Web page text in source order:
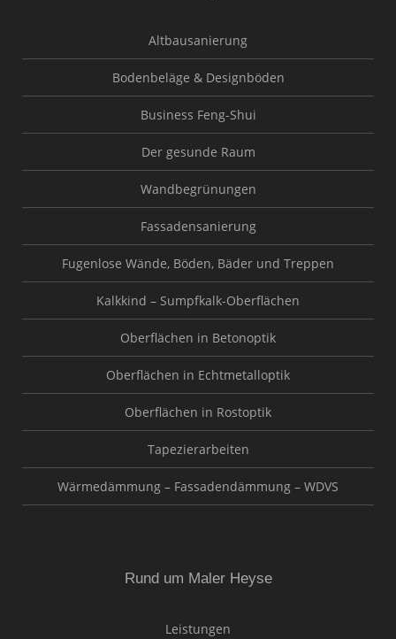
Altbausanierung
Bodenbeläge & Designböden
Business Feng-Shui
Der gesunde Raum
Wandbegrünungen
Fassadensanierung
Fugenlose Wände, Böden, Bäder und Treppen
Kalkkind – Sumpfkalk-Oberflächen
Oberflächen in Betonoptik
Oberflächen in Echtmetalloptik
Oberflächen in Rostoptik
Tapezierarbeiten
Wärmedämmung – Fassadendämmung – WDVS
Rund um Maler Heyse
Leistungen